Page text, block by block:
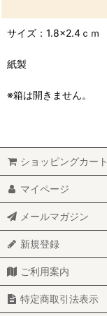
サイズ：1.8×2.4ｃｍ
紙製
※箱は開きません。
ショッピングカート
マイページ
メールマガジン
新規登録
ご利用案内
特定商取引法表示